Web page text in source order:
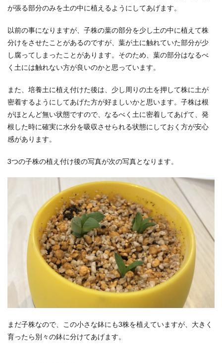
が張る部分のみを土の中に植えるようにしてあげます。
以前の事になりますが、子株の葉の部分を少し土の中に植えて株
分けをさせたことがあるのですが、葉が土に触れていた部分が少
し腐ってしまったことがあります。そのため、葉の部分はなるべ
く土には触れない方が良いのかと思っています。
また、培養土に植え付けた後は、少し周りの土を押して株に土が
密着するようにしてあげた方が好ましいかと思います。子株は根
がほとんど無い状態ですので、なるべく土に密着してあげて、発
根した時に確実に水分を吸収させられる状態にしておく方が安心
感があります。
3つの子株の植え付け後の写真が次の写真となります。
まだ子株なので、この小さな鉢にも3株を植えていますが、大きく
育ったら別々の鉢に分けてあげます。